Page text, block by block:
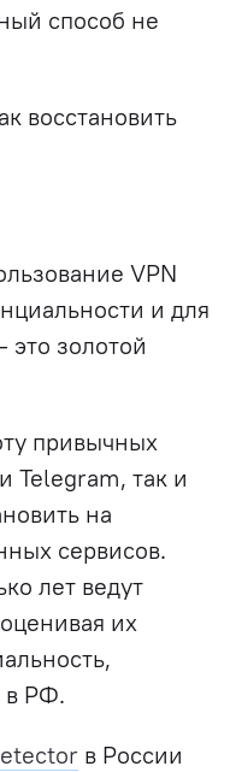
способ не
восстановить
VPN
и для
это золотой
привычных
Telegram, так и
на
сервисов.
лет ведут
их
в РФ.
в России